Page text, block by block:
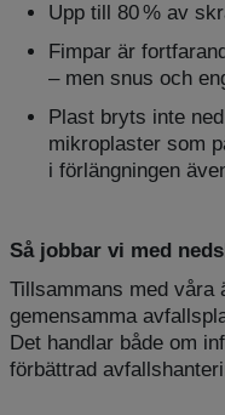
Upp till 80 % av
Fimpar är
– men snus och
Plast bryts inte
mikroplaster som
i förlängningen
Så jobbar vi med
Tillsammans med våra
gemensamma
Det handlar både om
förbättrad